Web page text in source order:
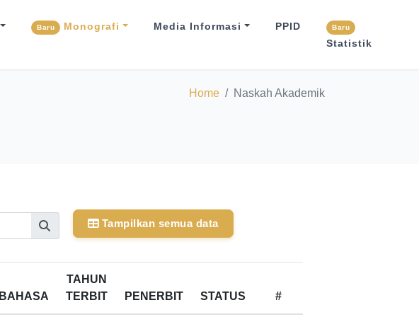
Baru Monografi Media Informasi PPID Baru
Statistik
Home Naskah Akademik
Tampilkan semua data
BAHASA
TAHUN
TERBIT
PENERBIT STATUS #